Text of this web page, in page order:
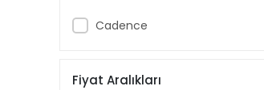
Cadence
Fiyat Aralıkları